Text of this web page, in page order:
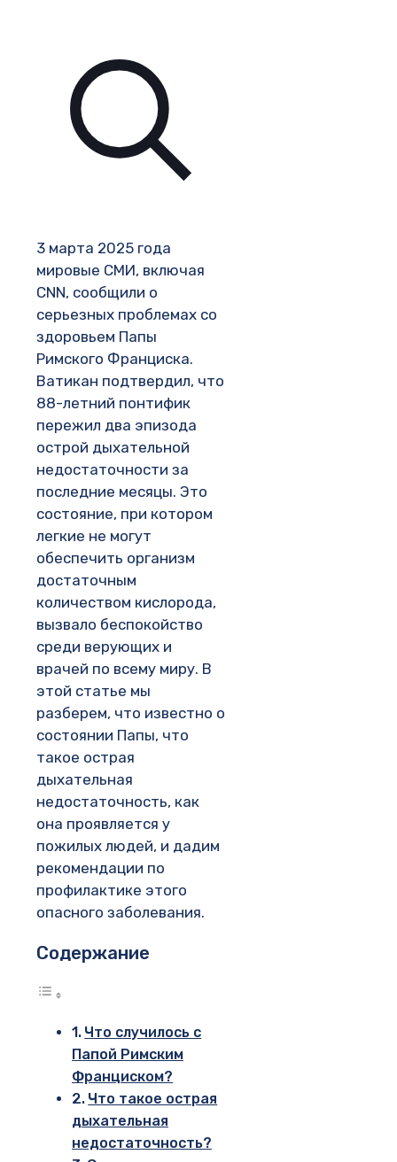
3 марта 2025 года
мировые СМИ, включая
CNN, сообщили о
серьезных проблемах со
здоровьем Папы
Римского Франциска.
Ватикан подтвердил, что
88-летний понтифик
пережил два эпизода
острой дыхательной
недостаточности за
последние месяцы. Это
состояние, при котором
легкие не могут
обеспечить организм
достаточным
количеством кислорода,
вызвало беспокойство
среди верующих и
врачей по всему миру. В
этой статье мы
разберем, что известно о
состоянии Папы, что
такое острая
дыхательная
недостаточность, как
она проявляется у
пожилых людей, и дадим
рекомендации по
профилактике этого
опасного заболевания.
Содержание
Что случилось с
Папой Римским
Франциском?
Что такое острая
дыхательная
недостаточность?